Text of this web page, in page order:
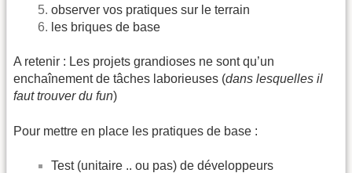
observer vos pratiques sur le terrain
les briques de base
A retenir : Les projets grandioses ne sont qu’un
enchaînement de tâches laborieuses (dans lesquelles il
faut trouver du fun)
Pour mettre en place les pratiques de base :
Test (unitaire .. ou pas) de développeurs